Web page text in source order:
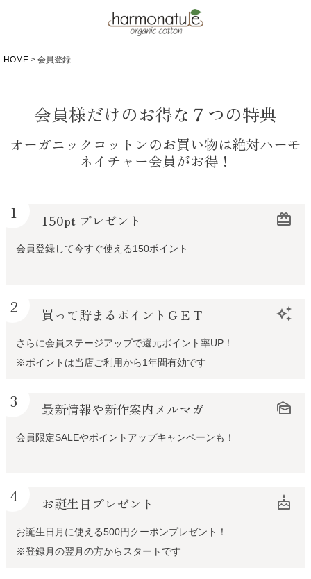
HOME 会員登録
会員様だけのお得な７つの特典
オーガニックコットンのお買い物は絶対ハーモ
ネイチャー会員がお得！
1 150pt プレゼント redeem
会員登録して今すぐ使える150ポイント
2 買って貯まるポイントＧＥＴ auto_awesome
さらに会員ステージアップで還元ポイント率UP！
※ポイントは当店ご利用から1年間有効です
3 最新情報や新作案内メルマガ mark_as_unread
会員限定SALEやポイントアップキャンペーンも！
4 お誕生日プレゼント cake
お誕生日月に使える500円クーポンプレゼント！
※登録月の翌月の方からスタートです